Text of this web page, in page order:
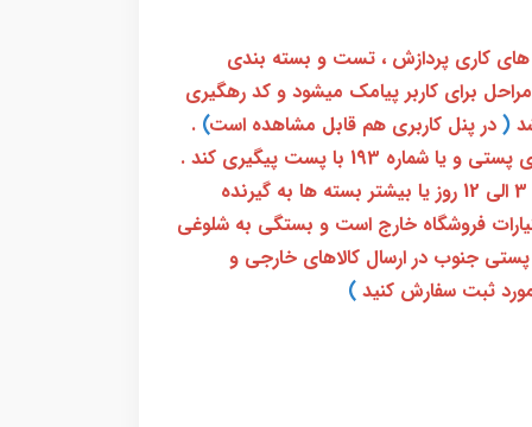
های کاری پردازش ، تست و بسته بندی
برای کاربر پیامک میشود و کد رهگیری
( در پنل کاربری هم قابل مشاهده است)
.
بعد از آن کاربر فقط باید از طریق سامانه رهگیری پستی و یا شماره 193 با پست پیگیری کند .
بعد از دریافت کدرهگیری 24 رقمی معمولا بین 3 الی 12 روز یا بیشتر بسته ها به گیرنده
فروشگاه خارج است و بستگی به شلوغی
جنوب در ارسال کالاهای خارجی و
ثبت سفارش کنید )